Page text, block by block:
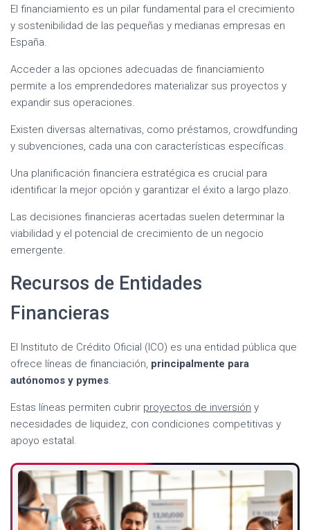
El financiamiento es un pilar fundamental para el crecimiento
y sostenibilidad de las pequeñas y medianas empresas en
España.
Acceder a las opciones adecuadas de financiamiento
permite a los emprendedores materializar sus proyectos y
expandir sus operaciones.
Existen diversas alternativas, como préstamos, crowdfunding
y subvenciones, cada una con características específicas.
Una planificación financiera estratégica es crucial para
identificar la mejor opción y garantizar el éxito a largo plazo.
Las decisiones financieras acertadas suelen determinar la
viabilidad y el potencial de crecimiento de un negocio
emergente.
Recursos de Entidades
Financieras
El Instituto de Crédito Oficial (ICO) es una entidad pública que
ofrece líneas de financiación, principalmente para
autónomos y pymes.
Estas líneas permiten cubrir proyectos de inversión y
necesidades de liquidez, con condiciones competitivas y
apoyo estatal.